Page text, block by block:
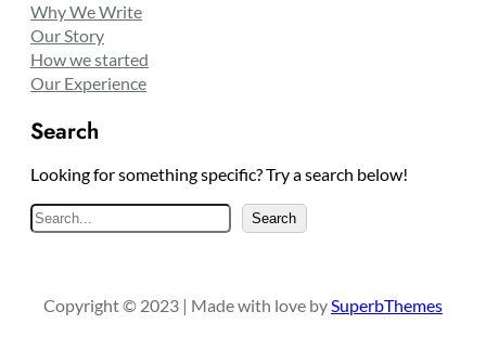
Why We Write
Our Story
How we started
Our Experience
Search
Looking for something specific? Try a search below!
e
c
Search
Copyright © 2023 | Made with love bySuperbThemes